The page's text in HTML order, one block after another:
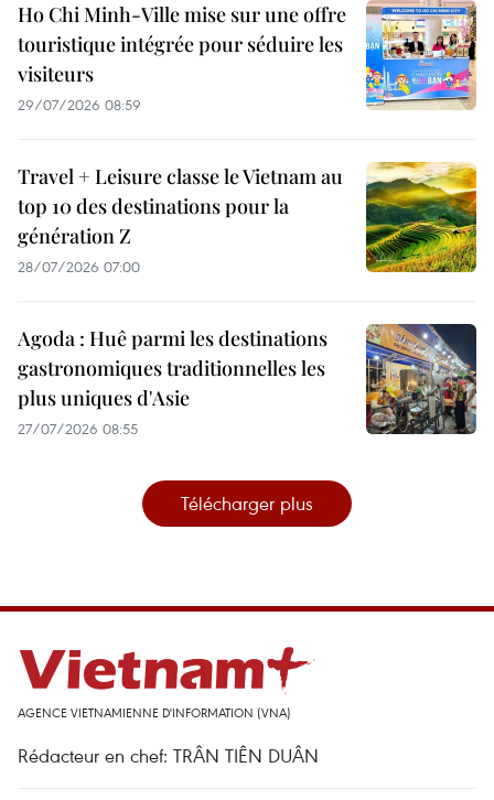
Ho Chi Minh-Ville mise sur une offre
touristique intégrée pour séduire les
visiteurs
29/07/2026 08:59
Travel + Leisure classe le Vietnam au
top 10 des destinations pour la
génération Z
28/07/2026 07:00
Agoda : Huê parmi les destinations
gastronomiques traditionnelles les
plus uniques d'Asie
27/07/2026 08:55
Télécharger plus
AGENCE VIETNAMIENNE D'INFORMATION (VNA)
Rédacteur en chef: TRÂN TIÊN DUÂN